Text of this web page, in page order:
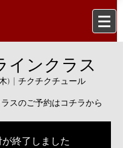
インクラス
)
  |
チクチクチュール
スのご予約はコチラから
終了しました